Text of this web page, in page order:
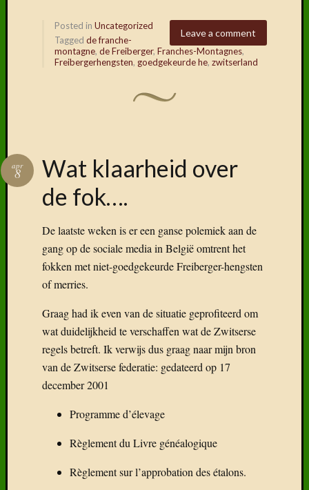
Leave a comment
Posted in Uncategorized
Tagged de franche-
montagne, de Freiberger, Franches-Montagnes,
Freibergerhengsten, goedgekeurde he, zwitserland
Wat klaarheid over
de fok….
apr
8
De laatste weken is er een ganse polemiek aan de
gang op de sociale media in België omtrent het
fokken met niet-goedgekeurde Freiberger-hengsten
of merries.
Graag had ik even van de situatie geprofiteerd om
wat duidelijkheid te verschaffen wat de Zwitserse
regels betreft. Ik verwijs dus graag naar mijn bron
van de Zwitserse federatie: gedateerd op 17
december 2001
Programme d’élevage
Règlement du Livre généalogique
Règlement sur l’approbation des étalons.